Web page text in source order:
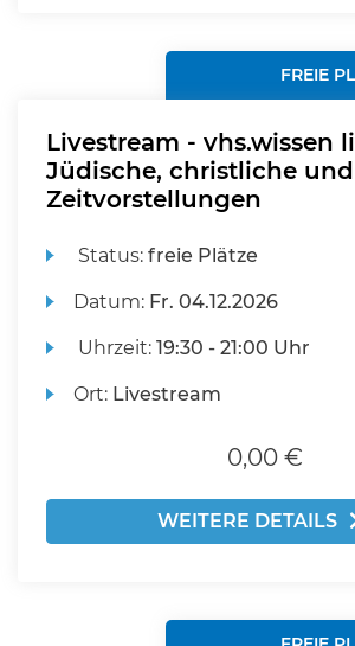
FREIE
Livestream - vhs.wissen
Jüdische, christliche
Zeitvorstellungen
Status:freie Plätze
Datum: Fr. 04.12.2026
Uhrzeit:19:30 - 21:00 Uhr
Ort: Livestream
0,00 €
WEITERE DETAILS